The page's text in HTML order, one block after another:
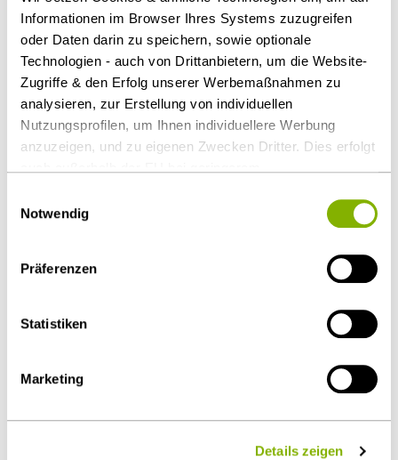
Informationen im Browser Ihres Systems zuzugreifen
oder Daten darin zu speichern, sowie optionale
Technologien - auch von Drittanbietern, um die Website-
Zugriffe & den Erfolg unserer Werbemaßnahmen zu
analysieren, zur Erstellung von individuellen
Nutzungsprofilen, um Ihnen individuellere Werbung
anzuzeigen, und zu eigenen Zwecken Dritter. Dies erfolgt
Regelungen das Risiko des staatlichen Zugriffs &
auszuschließen ist. Sie können Ihre Einwilligung jederzeit
über dieCookie-Einstellungen
widerrufen oder ändern.
Notwendig
Präferenzen
Statistiken
Marketing
Details zeigen
Arbeitsrecht
Ansprechpartner
Hamburg